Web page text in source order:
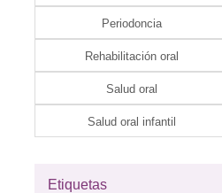
Periodoncia
Rehabilitación oral
Salud oral
Salud oral infantil
Etiquetas